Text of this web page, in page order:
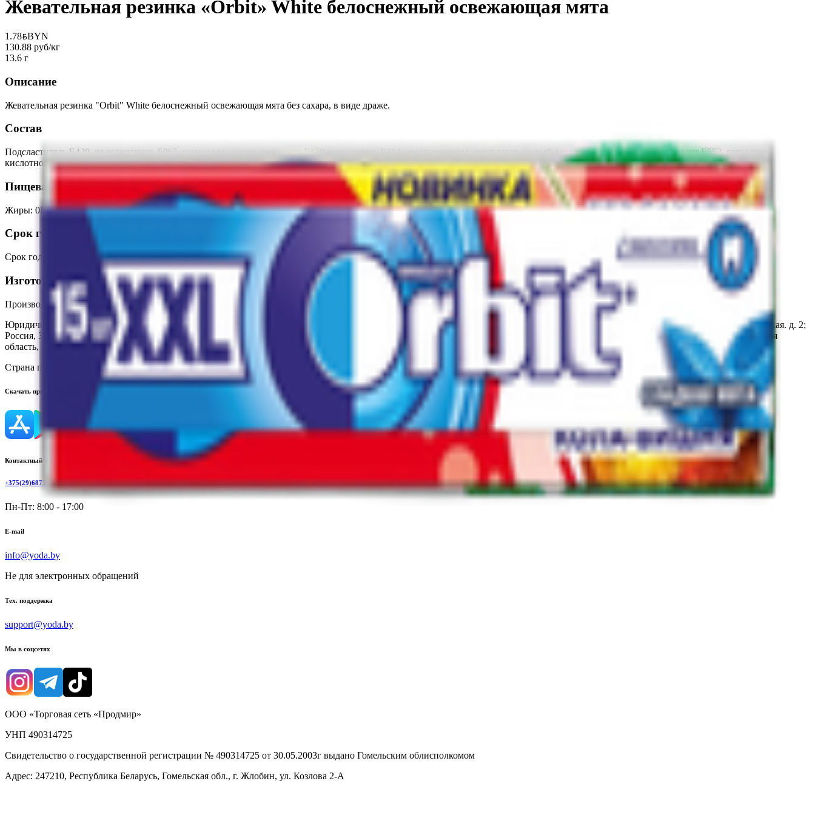
Жевательная резинка «Orbit» White белоснежный освежающая мята
1.78BYNBYN
130.88 руб/кг
13.6 г
Описание
Жевательная резинка "Orbit" White белоснежный освежающая мята без сахара, в виде драже.
Состав
Подсластитель Е420, подсластитель Е965, резиновая основа, краситель Е170, загуститель Е414, ароматизаторы, эмульгатор соевый лецитин, антислеживающий агент Е553, регулятор
кислотности Е341, подсластители: аспартам, Е951, Е421, Е950; глазирователь Е903, антиокислитель Е320. Содержит подсластители.
Пищевая ценность на 100г
Жиры: 0Белки:0Калории:127Углеводы:53
Срок годности
Срок годности
Изготовитель
Производитель:ООО «Марс»
Юридический адрес:
433400, Россия, Ульяновская обл., Чердаклинский р-н, рп. Чердаклы, ул. Степная, зд. 20; 142800, Россия, Московская обл., г.о. Ступино, г. Ступино, ул. Лужниковская. д. 2;
Россия, 346714, Ростовская обл., Аксайский р-н, ст-ца Грушевская, ул. Марсово поле,1; 196140, Россия, г. Сантк-Петербург, Пулковское, Ш., д. 48, лит. А; 633100, Россия, Новосибирская
область, Новосибирский м.р-н, с.п. Толмачевский с/с, платф. 3307, км, д. 15
Страна производства:
Россия
Скачать приложение
Контактный телефон
+375(29)6875999
Пн-Пт: 8:00 - 17:00
E-mail
info@yoda.by
Не для электронных обращений
Тех. поддержка
support@yoda.by
Мы в соцсетях
ООО «Торговая сеть «Продмир»
УНП 490314725
Свидетельство о государственной регистрации № 490314725 от 30.05.2003г выдано Гомельским облисполкомом
Адрес: 247210, Республика Беларусь, Гомельская обл., г. Жлобин, ул. Козлова 2-А